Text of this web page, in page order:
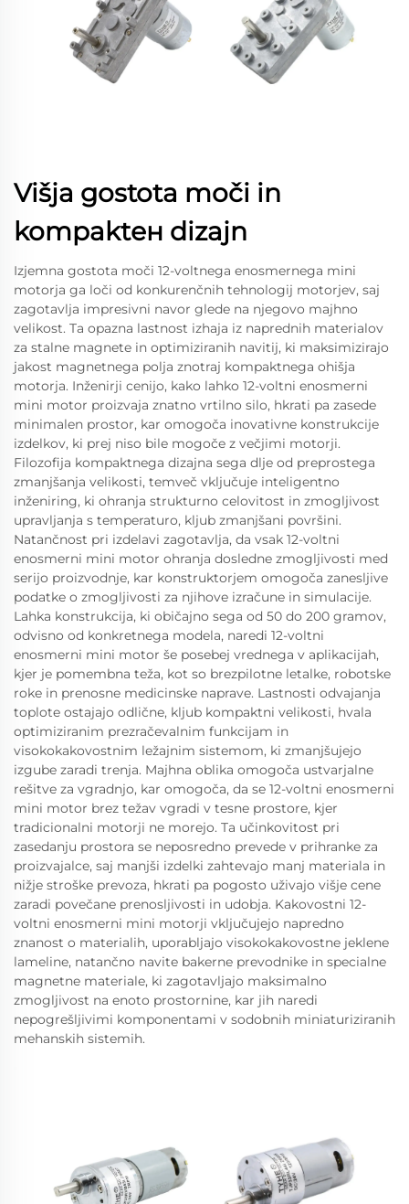
Višja gostota moči in
kompaktен dizajn
Izjemna gostota moči 12-voltnega enosmernega mini
motorja ga loči od konkurenčnih tehnologij motorjev, saj
zagotavlja impresivni navor glede na njegovo majhno
velikost. Ta opazna lastnost izhaja iz naprednih materialov
za stalne magnete in optimiziranih navitij, ki maksimizirajo
jakost magnetnega polja znotraj kompaktnega ohišja
motorja. Inženirji cenijo, kako lahko 12-voltni enosmerni
mini motor proizvaja znatno vrtilno silo, hkrati pa zasede
minimalen prostor, kar omogoča inovativne konstrukcije
izdelkov, ki prej niso bile mogoče z večjimi motorji.
Filozofija kompaktnega dizajna sega dlje od preprostega
zmanjšanja velikosti, temveč vključuje inteligentno
inženiring, ki ohranja strukturno celovitost in zmogljivost
upravljanja s temperaturo, kljub zmanjšani površini.
Natančnost pri izdelavi zagotavlja, da vsak 12-voltni
enosmerni mini motor ohranja dosledne zmogljivosti med
serijo proizvodnje, kar konstruktorjem omogoča zanesljive
podatke o zmogljivosti za njihove izračune in simulacije.
Lahka konstrukcija, ki običajno sega od 50 do 200 gramov,
odvisno od konkretnega modela, naredi 12-voltni
enosmerni mini motor še posebej vrednega v aplikacijah,
kjer je pomembna teža, kot so brezpilotne letalke, robotske
roke in prenosne medicinske naprave. Lastnosti odvajanja
toplote ostajajo odlične, kljub kompaktni velikosti, hvala
optimiziranim prezračevalnim funkcijam in
visokokakovostnim ležajnim sistemom, ki zmanjšujejo
izgube zaradi trenja. Majhna oblika omogoča ustvarjalne
rešitve za vgradnjo, kar omogoča, da se 12-voltni enosmerni
mini motor brez težav vgradi v tesne prostore, kjer
tradicionalni motorji ne morejo. Ta učinkovitost pri
zasedanju prostora se neposredno prevede v prihranke za
proizvajalce, saj manjši izdelki zahtevajo manj materiala in
nižje stroške prevoza, hkrati pa pogosto uživajo višje cene
zaradi povečane prenosljivosti in udobja. Kakovostni 12-
voltni enosmerni mini motorji vključujejo napredno
znanost o materialih, uporabljajo visokokakovostne jeklene
lameline, natančno navite bakerne prevodnike in specialne
magnetne materiale, ki zagotavljajo maksimalno
zmogljivost na enoto prostornine, kar jih naredi
nepogrešljivimi komponentami v sodobnih miniaturiziranih
mehanskih sistemih.